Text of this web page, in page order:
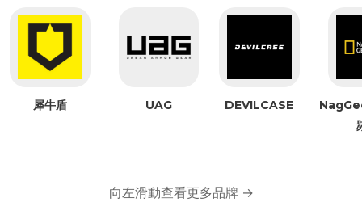
犀牛盾 UAG DEVILCASE
向左滑動查看更多品牌 →